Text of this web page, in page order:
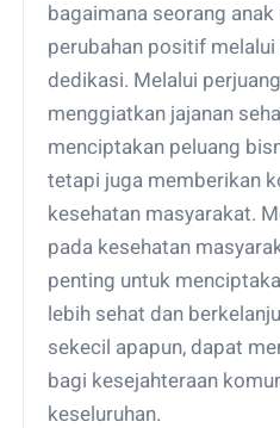
bagaimana seorang
perubahan positif
dedikasi. Melalui
menggiatkan jajanan
menciptakan peluang
tetapi juga memberikan
kesehatan masyarakat.
pada kesehatan
penting untuk
lebih sehat dan
sekecil apapun, dapat
bagi kesejahteraan
keseluruhan.